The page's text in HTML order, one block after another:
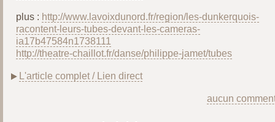
plus : http://www.lavoixdunord.fr/region/les-dunkerquois-
racontent-leurs-tubes-devant-les-cameras-
ia17b47584n1738111
http://theatre-chaillot.fr/danse/philippe-jamet/tubes
L'article complet / Lien direct
aucun